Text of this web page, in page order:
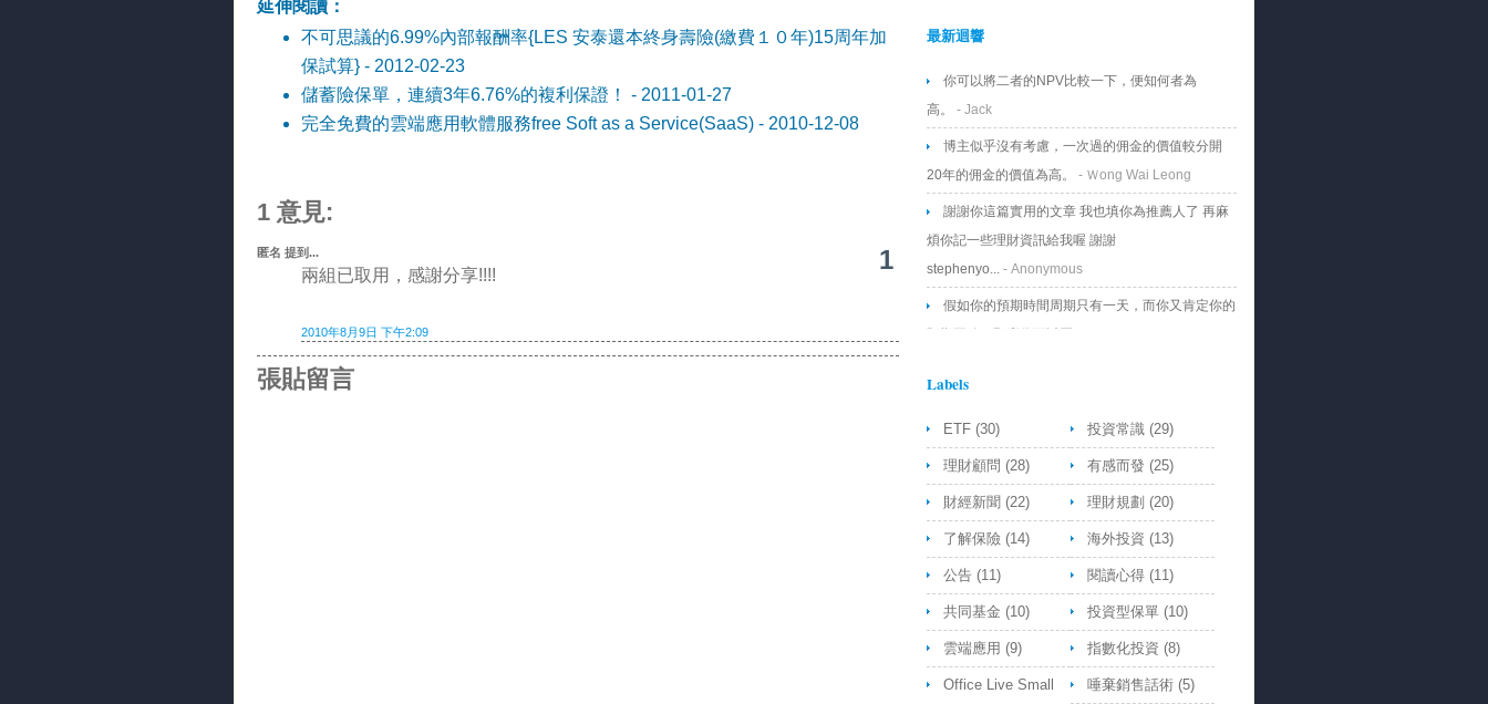
延伸閱讀：
不可思議的6.99%內部報酬率{LES 安泰還本終身壽險(繳費１０年)15周年加
保試算} - 2012-02-23
儲蓄險保單，連續3年6.76%的複利保證！
- 2011-01-27
完全免費的雲端應用軟體服務free Soft as a Service(SaaS) - 2010-12-08
1 意見:
匿名 提到... 1
兩組已取用，感謝分享!!!!
2010年8月9日 下午2:09
張貼留言
最新迴響
你可以將二者的NPV比較一下，便知何者為
高。
- Jack
博主似乎沒有考慮，一次過的佣金的價值較分開
20年的佣金的價值為高。
- Ｗong Wai Leong
謝謝你這篇實用的文章 我也填你為推薦人了 再麻
煩你記一些理財資訊給我喔 謝謝
stephenyo... - Anonymous
假如你的預期時間周期只有一天，而你又肯定你的
樣
- Anonymous
Labels
ETF (30) 投資常識 (29)
理財顧問 (28) 有感而發 (25)
財經新聞 (22) 理財規劃 (20)
了解保險 (14) 海外投資 (13)
公告 (11) 閱讀心得 (11)
共同基金 (10) 投資型保單 (10)
雲端應用 (9) 指數化投資 (8)
Office Live Small
唾棄銷售話術 (5)